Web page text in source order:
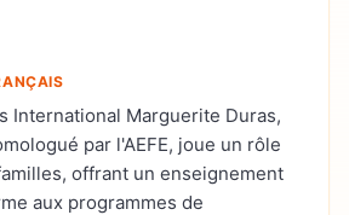
International Marguerite Duras,
par l'AEFE, joue un rôle
offrant un enseignement
aux programmes de